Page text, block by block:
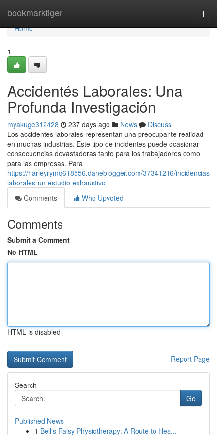
bookmarktiger
Home
Home
1
Accidentés Laborales: Una
Profunda Investigación
myakuge312428 237 days ago News
Discuss
Los accidentes laborales representan una preocupante realidad
en muchas industrias. Este tipo de incidentes puede ocasionar
consecuencias devastadoras tanto para los trabajadores como
para las empresas. Para
https://harleyrymq618556.daneblogger.com/37341216/incidencias-
laborales-un-estudio-exhaustivo
Comments
Who Upvoted
Comments
Submit a Comment
No HTML
HTML is disabled
Report Page
Search
Go
Published News
1 Bell's Palsy Physiotherapy: A Route to Hea...